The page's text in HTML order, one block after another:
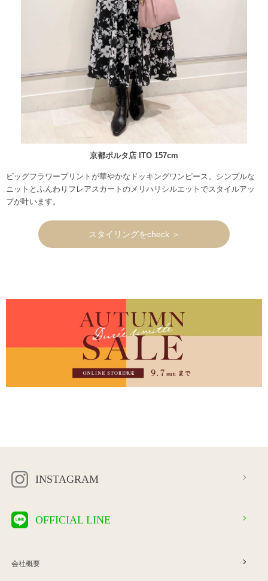
京都ポルタ店 ITO 157cm
ビッグフラワープリントが華やかなドッキングワンピース。シンプルな
ニットとふんわりフレアスカートのメリハリシルエットでスタイルアッ
プが叶います。
スタイリングをcheck ＞
INSTAGRAM
OFFICIAL LINE
会社概要